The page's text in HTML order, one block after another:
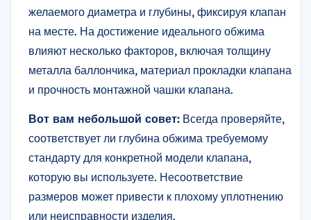
желаемого диаметра и глубины, фиксируя клапан
на месте. На достижение идеального обжима
влияют несколько факторов, включая толщину
металла баллончика, материал прокладки клапана
и прочность монтажной чашки клапана.
Вот вам небольшой совет: Всегда проверяйте,
соответствует ли глубина обжима требуемому
стандарту для конкретной модели клапана,
которую вы используете. Несоответствие
размеров может привести к плохому уплотнению
или неисправности изделия.